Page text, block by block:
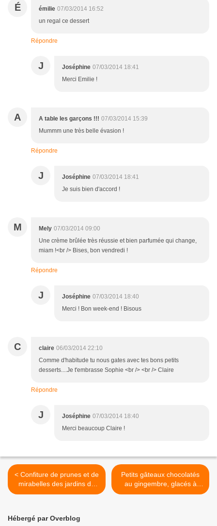
É émilie 07/03/2014 16:52
un regal ce dessert
Répondre
J Joséphine 07/03/2014 18:41
Merci Emilie !
A A table les garçons !!! 07/03/2014 15:39
Mummm une très belle évasion !
Répondre
J Joséphine 07/03/2014 18:41
Je suis bien d'accord !
M Mely 07/03/2014 09:00
Une crème brûlée très réussie et bien parfumée qui change,
miam !<br /> Bises, bon vendredi !
Répondre
J Joséphine 07/03/2014 18:40
Merci ! Bon week-end ! Bisous
C claire 06/03/2014 22:10
Comme d'habitude tu nous gates avec tes bons petits
desserts....Je t'embrasse Sophie <br /> <br /> Claire
Répondre
J Joséphine 07/03/2014 18:40
Merci beaucoup Claire !
< Confiture de prunes et de
mirabelles des jardins de
Marlhes
Petits gâteaux chocolatés
au gingembre, glacés à
l'orange et au pralin >
Hébergé par Overblog